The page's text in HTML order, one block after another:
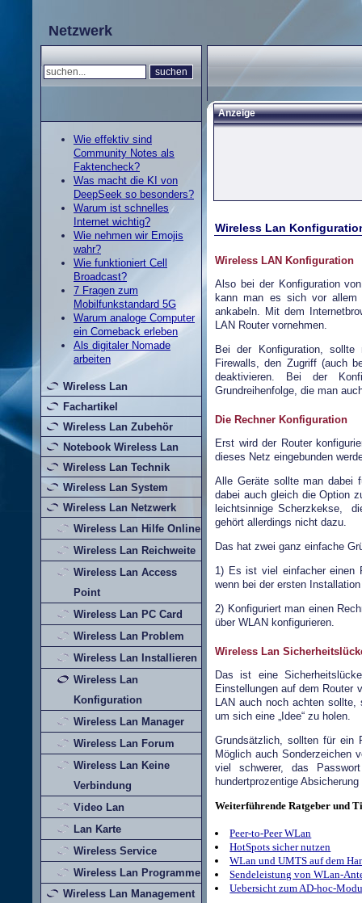
Netzwerk
Wie effektiv sind
Community Notes als
Faktencheck?
Was macht die KI von
DeepSeek so besonders?
Warum ist schnelles
Internet wichtig?
Wie nehmen wir Emojis
wahr?
Wie funktioniert Cell
Broadcast?
7 Fragen zum
Mobilfunkstandard 5G
Warum analoge Computer
ein Comeback erleben
Als digitaler Nomade
arbeiten
Wireless Lan
Fachartikel
Wireless Lan Zubehör
Notebook Wireless Lan
Wireless Lan Technik
Wireless Lan System
Wireless Lan Netzwerk
Wireless Lan Hilfe Online
Wireless Lan Reichweite
Wireless Lan Access
Point
Wireless Lan PC Card
Wireless Lan Problem
Wireless Lan Installieren
Wireless Lan
Konfiguration
Wireless Lan Manager
Wireless Lan Forum
Wireless Lan Keine
Verbindung
Video Lan
Lan Karte
Wireless Service
Wireless Lan Programme
Wireless Lan Management
Anzeige
Wireless Lan
Wireless LAN Konfiguration
Also bei der Konfiguration
kann man es sich vor allem
ankabeln. Mit dem
LAN Router vornehmen.
Bei der Konfiguration, sollte
Firewalls, den Zugriff (auch
deaktivieren.
Bei der
Grundreihenfolge, die man
Die Rechner Konfiguration
Erst wird der Router
dieses Netz eingebunden
Alle Geräte sollte man dabei
dabei auch gleich die Option
leichtsinnige Scherzkekse,
gehört allerdings nicht dazu.
Das hat zwei ganz einfache
1) Es ist viel einfacher einen
wenn bei der ersten
2) Konfiguriert man einen
über WLAN konfigurieren.
Wireless Lan
Das ist eine
Einstellungen auf dem Router
LAN auch noch achten sollte,
um sich eine „Idee“ zu holen.
Grundsätzlich, sollten für ein
Möglich auch Sonderzeichen
viel schwerer, das
hundertprozentige
Weiterführende Ratgeber und
Peer-to-Peer WLan
HotSpots sicher nutzen
WLan und UMTS auf dem
Sendeleistung von WLan-
Uebersicht zum AD-hoc-